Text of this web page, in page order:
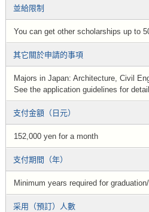
並給限制
You can get other scholarships up to
其它關於申請的事項
Majors in Japan: Architecture, Civil
See the application guidelines for
支付金額（日元）
152,000 yen for a month
支付期間（年）
Minimum years required for
采用（預訂）人數